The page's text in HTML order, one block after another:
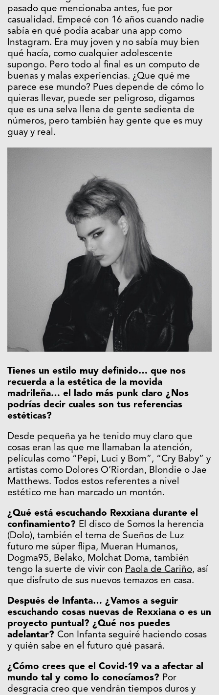
pasado que mencionaba antes, fue por
casualidad. Empecé con 16 años cuando nadie
sabía en qué podía acabar una app como
Instagram. Era muy joven y no sabía muy bien
qué hacía, como cualquier adolescente
supongo. Pero todo al final es un computo de
buenas y malas experiencias. ¿Que qué me
parece ese mundo? Pues depende de cómo lo
quieras llevar, puede ser peligroso, digamos
que es una selva llena de gente sedienta de
números, pero también hay gente que es muy
guay y real.
Tienes un estilo muy definido… que nos
recuerda a la estética de la movida
madrileña… el lado más punk claro ¿Nos
podrías decir cuales son tus referencias
estéticas?
Desde pequeña ya he tenido muy claro que
cosas eran las que me llamaban la atención,
películas como “Pepi, Luci y Bom”, “Cry Baby” y
artistas como Dolores O’Riordan, Blondie o Jae
Matthews. Todos estos referentes a nivel
estético me han marcado un montón.
¿Qué está escuchando Rexxiana durante el
confinamiento? El disco de Somos la herencia
(Dolo), también el tema de Sueños de Luz
futuro me súper flipa, Mueran Humanos,
Dogma95, Belako, Molchat Doma, también
tengo la suerte de vivir con Paola de Cariño, así
que disfruto de sus nuevos temazos en casa.
Después de Infanta… ¿Vamos a seguir
escuchando cosas nuevas de Rexxiana o es un
proyecto puntual? ¿Qué nos puedes
adelantar? Con Infanta seguiré haciendo cosas
y quién sabe en el futuro qué pasará.
¿Cómo crees que el Covid-19 va a afectar al
mundo tal y como lo conocíamos? Por
desgracia creo que vendrán tiempos duros y